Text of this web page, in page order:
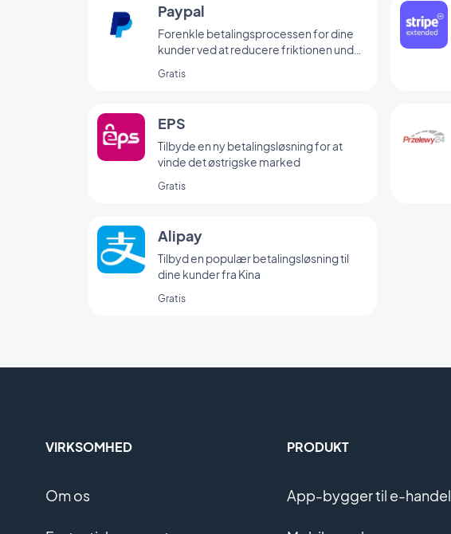
Paypal
Forenkle betalingsprocessen for dine
kunder ved at reducere friktionen under
Gratis
EPS
Tilbyde en ny betalingsløsning for at
vinde det østrigske marked
Gratis
Alipay
Tilbyd en populær betalingsløsning til
dine kunder fra Kina
Gratis
VIRKSOMHED
Om os
PRODUKT
App-bygger til e-handel